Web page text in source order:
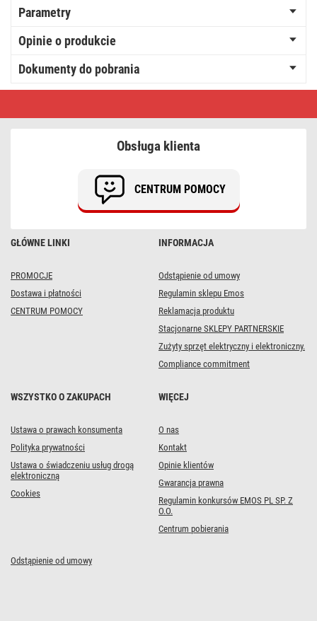
Parametry
Opinie o produkcie
Dokumenty do pobrania
GŁÓWNE LINKI
PROMOCJE
Dostawa i płatności
CENTRUM POMOCY
INFORMACJA
Odstąpienie od umowy
Regulamin sklepu Emos
Reklamacja produktu
Stacjonarne SKLEPY PARTNERSKIE
Zużyty sprzęt elektryczny i elektroniczny.
Compliance commitment
WSZYSTKO O ZAKUPACH
Ustawa o prawach konsumenta
Polityka prywatności
Ustawa o świadczeniu usług drogą
elektroniczną
Cookies
WIĘCEJ
O nas
Kontakt
Opinie klientów
Gwarancja prawna
Regulamin konkursów EMOS PL SP. Z
O.O.
Centrum pobierania
Odstąpienie od umowy
Obsługa klienta
CENTRUM POMOCY